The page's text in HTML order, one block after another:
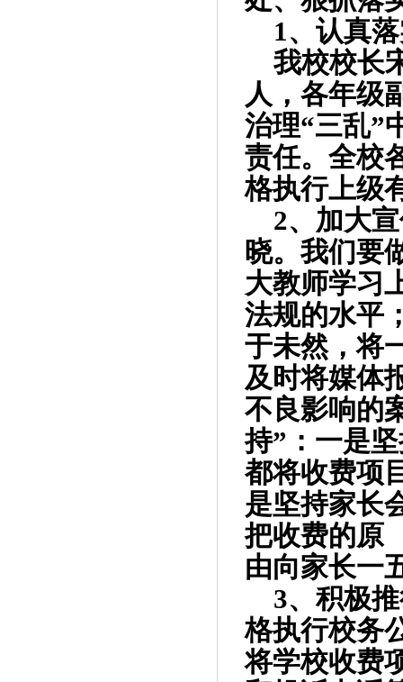
1、认真
我校校长
人，各年级
治理“三乱”
责任。全校
格执行上级
2、加大
晓。我们要
大教师学习
法规的水平
于未然，将
及时将媒体
不良影响的
持”：一是
都将收费项
是坚持家长
把收费的原
由向家长一
3、积极
格执行校务
将学校收费